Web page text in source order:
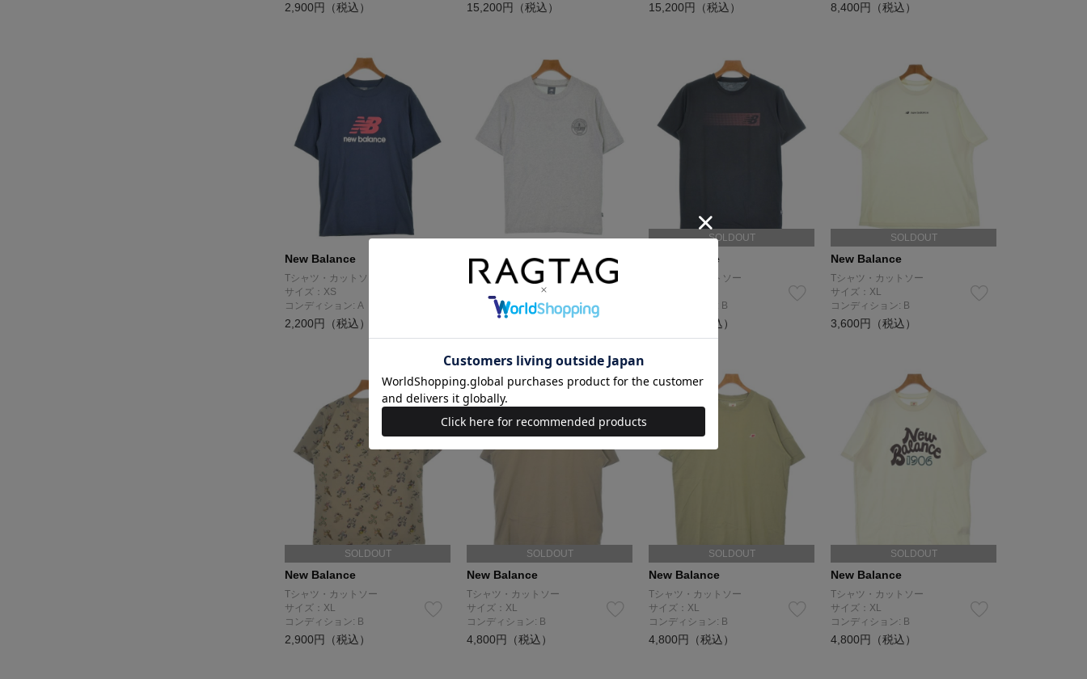
2,900円（税込） 15,200円（税込） 15,200円（税込） 8,400円（税込）
New Balance
Tシャツ・カットソー
サイズ：XS
コンディション: A
2,200円（税込）
New Balance
Tシャツ・カットソー
コンディション: A
SOLDOUT
New Balance
Tシャツ・カットソー
コンディション: B
2,000円（税込）
SOLDOUT
New Balance
Tシャツ・カットソー
サイズ：XL
コンディション: B
3,600円（税込）
SOLDOUT
New Balance
Tシャツ・カットソー
サイズ：XL
コンディション: B
2,900円（税込）
SOLDOUT
New Balance
Tシャツ・カットソー
サイズ：XL
コンディション: B
4,800円（税込）
SOLDOUT
New Balance
Tシャツ・カットソー
サイズ：XL
コンディション: B
4,800円（税込）
SOLDOUT
New Balance
Tシャツ・カットソー
サイズ：XL
コンディション: B
4,800円（税込）